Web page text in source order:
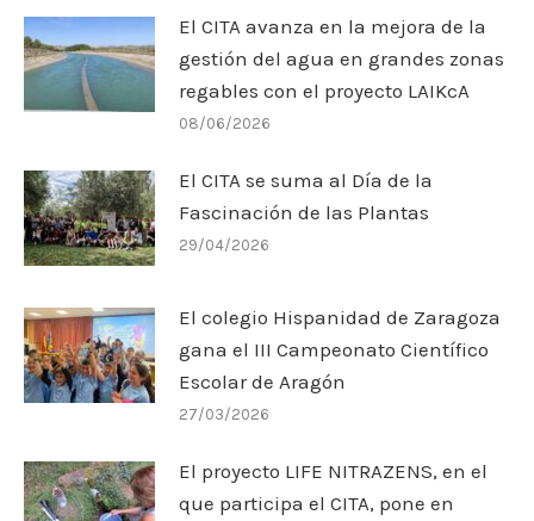
El CITA avanza en la mejora de la
gestión del agua en grandes zonas
regables con el proyecto LAIKcA
08/06/2026
El CITA se suma al Día de la
Fascinación de las Plantas
29/04/2026
El colegio Hispanidad de Zaragoza
gana el III Campeonato Científico
Escolar de Aragón
27/03/2026
El proyecto LIFE NITRAZENS, en el
que participa el CITA, pone en